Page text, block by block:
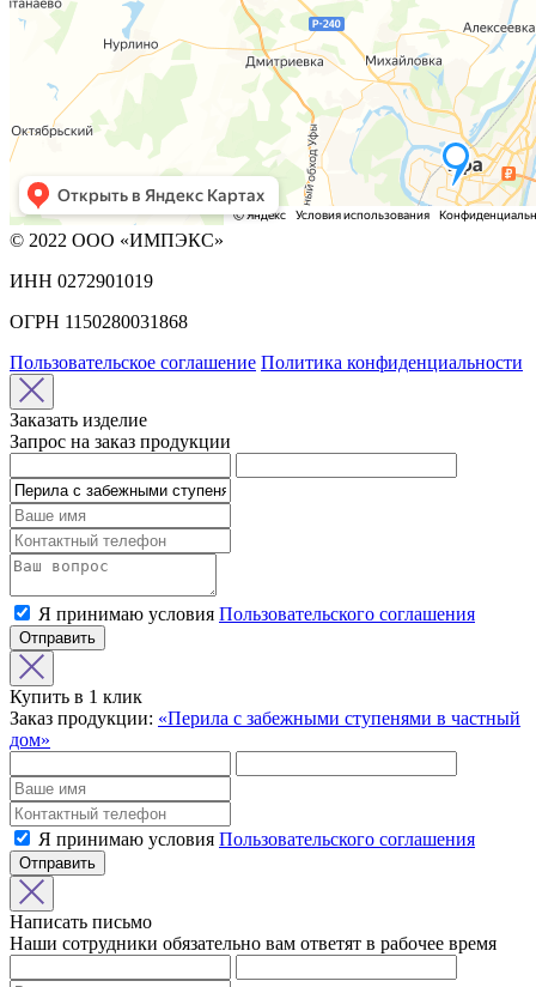
© 2022 ООО «ИМПЭКС»
ИНН 0272901019
ОГРН 1150280031868
Пользовательское соглашение Политика конфиденциальности
Заказать изделие
Запрос на заказ продукции
Я принимаю условия Пользовательского соглашения
Отправить
Купить в 1 клик
Заказ продукции: «Перила с забежными ступенями в частный
дом»
Я принимаю условия Пользовательского соглашения
Отправить
Написать письмо
Наши сотрудники обязательно вам ответят в рабочее время